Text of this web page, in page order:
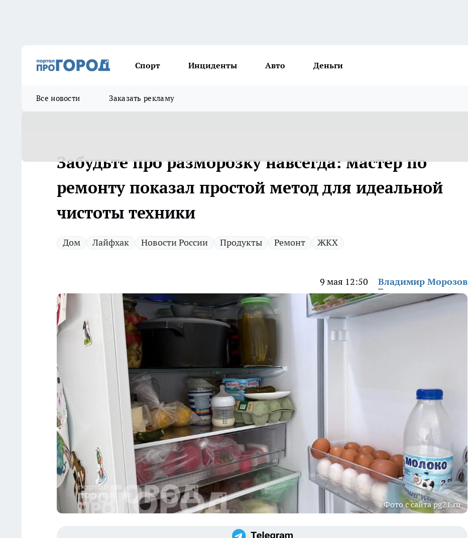
Спорт Инциденты Авто Деньги
Все новости Заказать рекламу
Забудьте про разморозку навсегда: мастер по
ремонту показал простой метод для идеальной
чистоты техники
Дом Лайфхак Новости России Продукты Ремонт ЖКХ
9 мая 12:50 Владимир Морозов
Фото с сайта pg21.ru